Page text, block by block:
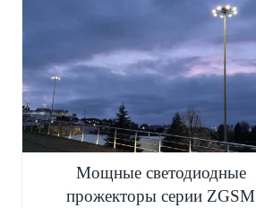
Мощные светодиодные
прожекторы серии ZGSM